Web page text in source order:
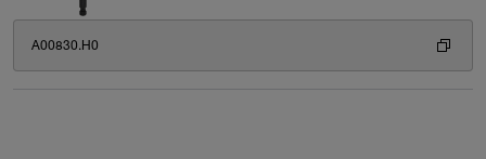
A00830.H0